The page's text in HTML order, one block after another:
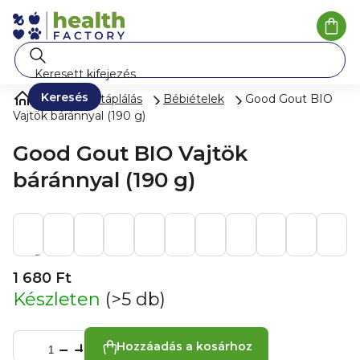
tartalomhoz
Keresés
Gyermektáplálás Bébiételek
Good Gout BIO
Vajtök báránnyal (190 g)
Good Gout BIO Vajtök
báránnyal (190 g)
1 680 Ft
Készleten (>5 db)
Hozzáadás a kosárhoz